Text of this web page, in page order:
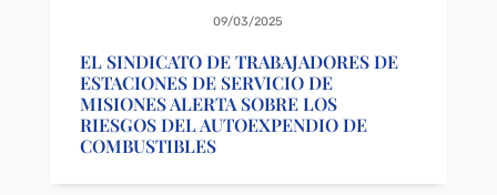
09/03/2025
EL SINDICATO DE TRABAJADORES DE
ESTACIONES DE SERVICIO DE
MISIONES ALERTA SOBRE LOS
RIESGOS DEL AUTOEXPENDIO DE
COMBUSTIBLES